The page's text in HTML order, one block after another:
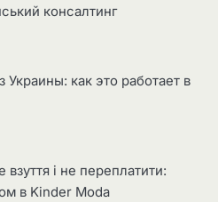
консалтинг
как это работает в
взуття і не переплатити:
в Kinder Moda